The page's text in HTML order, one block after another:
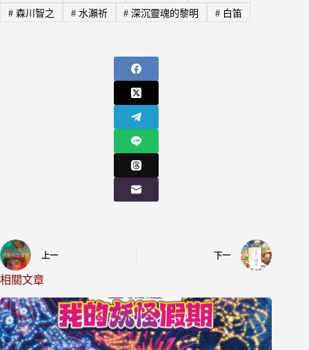
#森川智之 #水瀨祈 # 深沉靈魂的黎明 # 白笛
上一 下一
相關文章